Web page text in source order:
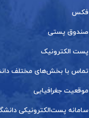
فکس
صندوق پستی
پست الکترونیک
تماس با بخش‌های مختلف
موقعیت جغرافیایی
سامانه پست‌الکترونیکی